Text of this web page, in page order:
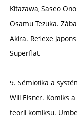
Kitazawa, Saseo
Osamu Tezuka.
Akira. Reflexe
Superflat.
9. Sémiotika a
Will Eisner. Komiks
teorii komiksu.